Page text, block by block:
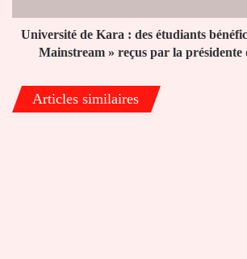
projet
Mainstream
reçus
par
Université de Kara : des étudiants
Mainstream » reçus par la présidente
Articles similaires